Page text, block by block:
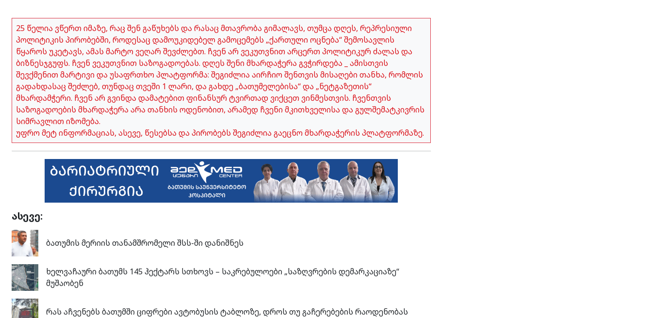
25 წელია ვწერთ იმაზე, რაც შენ გაწუხებს და რასაც მთავრობა გიმალავს, თუმცა დღეს, რეპრესიული
პოლიტიკის პირობებში, როდესაც დამოუკიდებელ გამოცემებს „ქართული ოცნება“ შემოსავლის
წყაროს უკეტავს, ამას მარტო ვეღარ შევძლებთ. ჩვენ არ ვეკუთვნით არცერთ პოლიტიკურ ძალას და
ბიზნესჯგუფს. ჩვენ ვეკუთვნით საზოგადოებას. დღეს შენი მხარდაჭერა გვჭირდება _ ამისთვის
შევქმენით მარტივი და უსაფრთხო პლატფორმა: შეგიძლია აირჩიო შენთვის მისაღები თანხა, რომლის
გადახდასაც შეძლებ, თუნდაც თვეში 1 ლარი, და გახდე „ბათუმელებისა“ და „ნეტგაზეთის“
მხარდამჭერი. ჩვენ არ გვინდა დამატებით ფინანსურ ტვირთად ვიქცეთ ვინმესთვის. ჩვენთვის
საზოგადოების მხარდაჭერა არა თანხის ოდენობით, არამედ ჩვენი მკითხველისა და გულშემატკივრის
სიმრავლით იზომება.
უფრო მეტ ინფორმაციას, ასევე, წესებსა და პირობებს შეგიძლია გაეცნო მხარდაჭერის პლატფორმაზე.
ასევე:
ბათუმის მერიის თანამშრომელი შსს-ში დანიშნეს
ხელვაჩაური ბათუმს 145 ჰექტარს სთხოვს – საკრებულოები „საზღვრების დემარკაციაზე“
მუშაობენ
რას აჩვენებს ბათუმში ციფრები ავტობუსის ტაბლოზე, დროს თუ გაჩერებების რაოდენობას